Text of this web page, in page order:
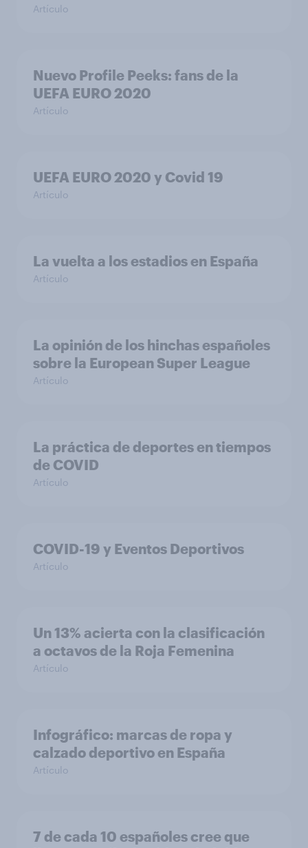
Artículo
Nuevo Profile Peeks: fans de la
UEFA EURO 2020
Artículo
UEFA EURO 2020 y Covid 19
Artículo
La vuelta a los estadios en España
Artículo
La opinión de los hinchas españoles
sobre la European Super League
Artículo
La práctica de deportes en tiempos
de COVID
Artículo
COVID-19 y Eventos Deportivos
Artículo
Un 13% acierta con la clasificación
a octavos de la Roja Femenina
Artículo
Infográfico: marcas de ropa y
calzado deportivo en España
Artículo
7 de cada 10 españoles cree que